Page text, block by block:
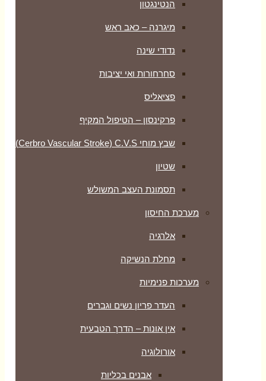
הנטינגטון
מיגרנה – כאב ראש
נדודי שינה
סחרחורות ואי יציבות
פציאליס
פרקינסון – הטיפול המקיף
שבץ מוחי Cerbro Vascular Stroke) C.V.S)
שטיון
תסמונת העצב המשולש
מערכת החיסון
אלרגיה
מחלת הנשיקה
מערכות פנימיות
העדר פריון נשים וגברים
אין אונות – הדרך הטבעית
אורולוגיה
אבנים בכליות